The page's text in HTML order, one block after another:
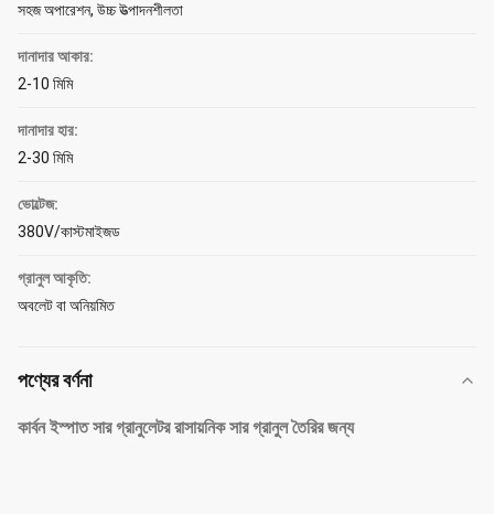
সহজ অপারেশন, উচ্চ উত্পাদনশীলতা
দানাদার আকার:
2-10 মিমি
দানাদার হার:
2-30 মিমি
ভোল্টেজ:
380V/কাস্টমাইজড
গ্রানুল আকৃতি:
অবলেট বা অনিয়মিত
পণ্যের বর্ণনা
কার্বন ইস্পাত সার গ্রানুলেটর রাসায়নিক সার গ্রানুল তৈরির জন্য